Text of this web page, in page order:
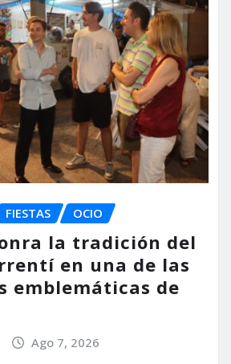
FIESTAS OCIO
la tradición del
en una de las
emblemáticas de
Ago 7, 2026